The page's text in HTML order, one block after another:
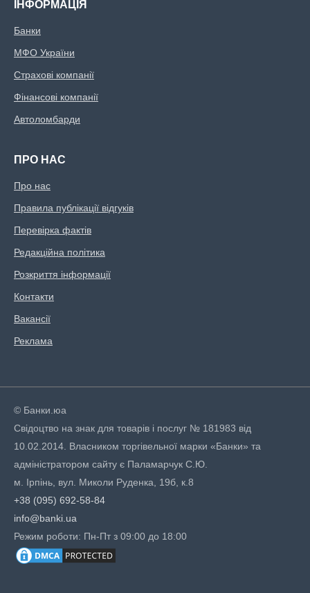
ІНФОРМАЦІЯ
Банки
МФО України
Страхові компанії
Фінансові компанії
Автоломбарди
ПРО НАС
Про нас
Правила публікації відгуків
Перевірка фактів
Редакційна політика
Розкриття інформації
Контакти
Вакансії
Реклама
© Банки.юа
Свідоцтво на знак для товарів і послуг № 181983 від
10.02.2014. Власником торгівельної марки «Банки» та
адміністратором сайту є Паламарчук С.Ю.
м. Ірпінь, вул. Миколи Руденка, 19б, к.8
+38 (095) 692-58-84
info@banki.ua
Режим роботи: Пн-Пт з 09:00 до 18:00